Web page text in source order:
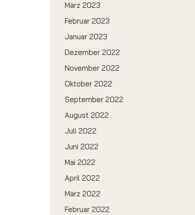
März 2023
Februar 2023
Januar 2023
Dezember 2022
November 2022
Oktober 2022
September 2022
August 2022
Juli 2022
Juni 2022
Mai 2022
April 2022
März 2022
Februar 2022